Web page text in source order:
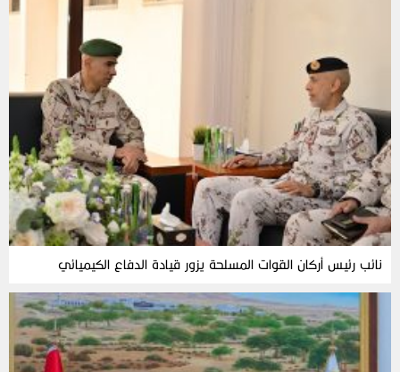
نائب رئيس أركان القوات المسلحة يزور قيادة الدفاع الكيميائي